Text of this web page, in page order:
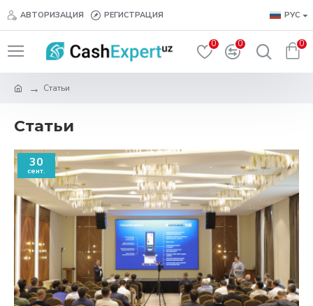
АВТОРИЗАЦИЯ РЕГИСТРАЦИЯ РУС
0 0 0
Статьи
Статьи
30
сент.